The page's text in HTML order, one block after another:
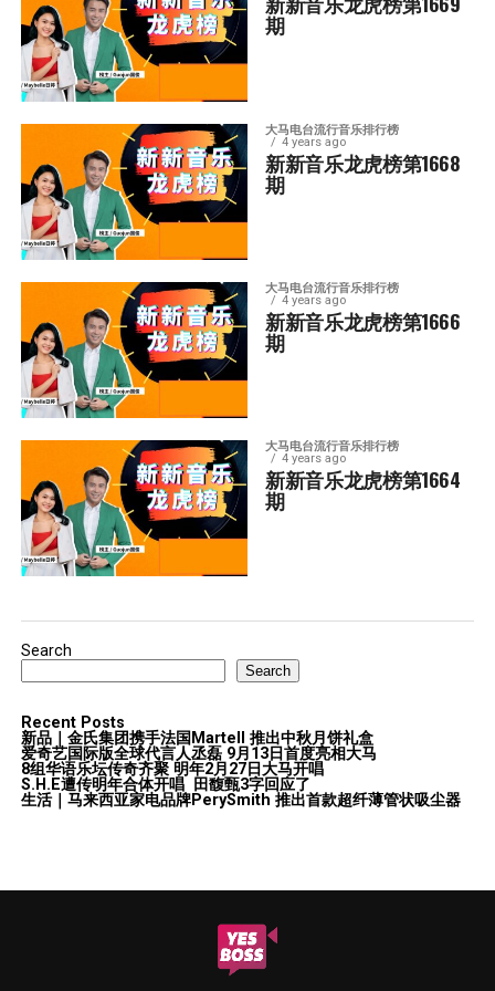
期
大马电台流行音乐排行榜
4 years ago
新新音乐龙虎榜第1668
期
大马电台流行音乐排行榜
4 years ago
新新音乐龙虎榜第1666
期
大马电台流行音乐排行榜
4 years ago
新新音乐龙虎榜第1664
期
Search
Search
Recent Posts
新品｜金氏集团携手法国Martell 推出中秋月饼礼盒
爱奇艺国际版全球代言人丞磊 9月13日首度亮相大马
8组华语乐坛传奇⻬聚 明年2月27日大马开唱
S.H.E遭传明年合体开唱 田馥甄3字回应了
生活｜马来西亚家电品牌PerySmith 推出首款超纤薄管状吸尘器